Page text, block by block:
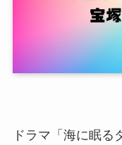
ドラマ「海に眠る